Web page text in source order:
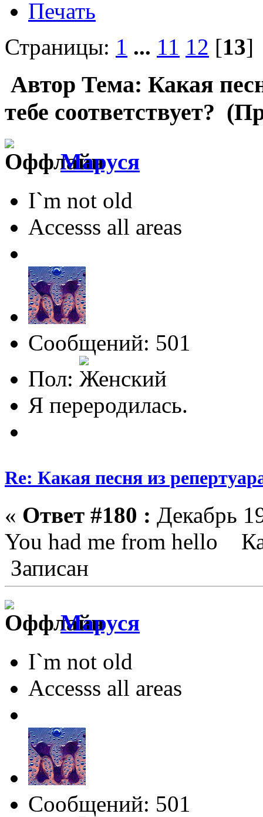
Печать
Страницы: 1 ... 11 12 [13
Автор Тема: Какая
тебе соответствует?
Маруся
I`m not old
Accesss all areas
Сообщений: 501
Пол:
Я переродилась.
Re: Какая песня из
« Ответ #180 : Декабрь
You had me from hello
Записан
Маруся
I`m not old
Accesss all areas
Сообщений: 501